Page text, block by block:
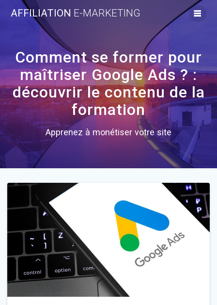
to
AFFILIATION E-MARKETING
Comment se former pour
maîtriser Google Ads ? :
découvrir le contenu de la
formation
Apprenez à monétiser votre site